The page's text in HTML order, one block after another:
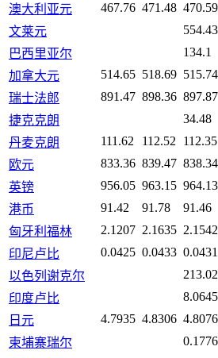
澳大利亚元
467.76 471.48 470.59
文莱元
554.43
巴西里亚尔
134.1
加拿大元
514.65 518.69 515.74
瑞士法郎
891.47 898.36 897.87
捷克克朗
34.48
丹麦克朗
111.62 112.52
112.35
欧元
833.36 839.47 838.34
英镑
956.05 963.15 964.13
港币
91.42 91.78
91.46
匈牙利福林
2.1207 2.1635 2.1542
印尼卢比
0.0425 0.0433 0.0431
以色列谢克尔
213.02
印度卢比
8.0645
日元
4.7935 4.8306 4.8076
柬埔寨瑞尔
0.1776